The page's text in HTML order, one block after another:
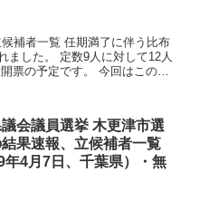
補者一覧 任期満了に伴う比布
ました。 定数9人に対して12人
票の予定です。 今回はこの比
会議員選挙 木更津市選
果速報、立候補者一覧
年4月7日、千葉県）・無